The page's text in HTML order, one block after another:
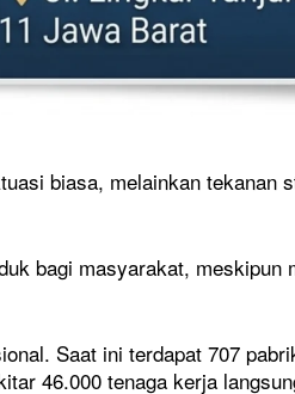
biasa, melainkan tekanan
bagi masyarakat, meskipun
Saat ini terdapat 707
46.000 tenaga kerja